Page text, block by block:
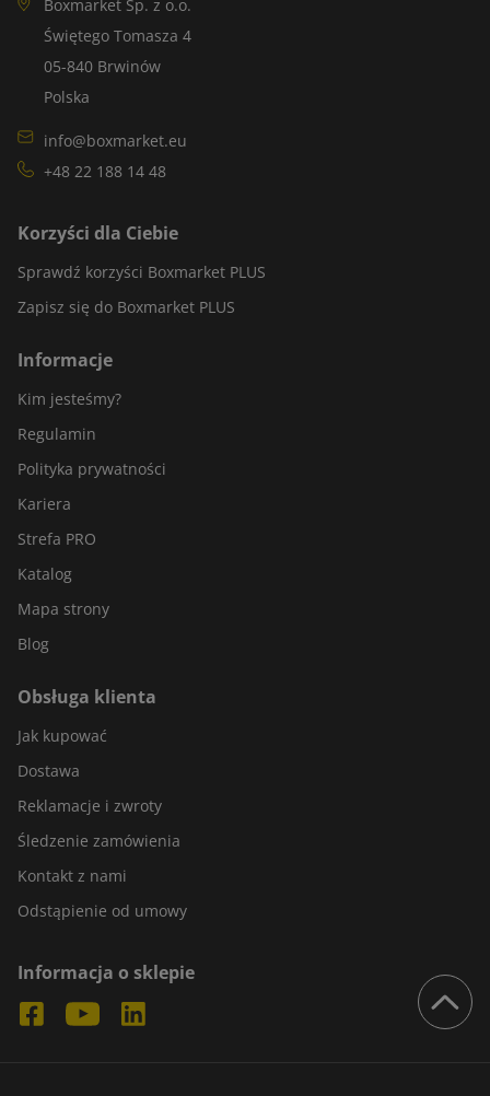
Boxmarket Sp. z o.o.
Świętego Tomasza 4
05-840 Brwinów
Polska
info@boxmarket.eu
+48 22 188 14 48
Korzyści dla Ciebie
Sprawdź korzyści Boxmarket PLUS
Zapisz się do Boxmarket PLUS
Informacje
Kim jesteśmy?
Regulamin
Polityka prywatności
Kariera
Strefa PRO
Katalog
Mapa strony
Blog
Obsługa klienta
Jak kupować
Dostawa
Reklamacje i zwroty
Śledzenie zamówienia
Kontakt z nami
Odstąpienie od umowy
Informacja o sklepie